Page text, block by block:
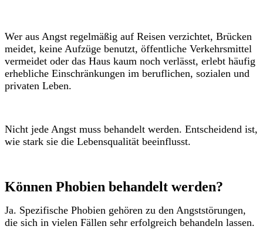
Wer aus Angst regelmäßig auf Reisen verzichtet, Brücken
meidet, keine Aufzüge benutzt, öffentliche Verkehrsmittel
vermeidet oder das Haus kaum noch verlässt, erlebt häufig
erhebliche Einschränkungen im beruflichen, sozialen und
privaten Leben.
Nicht jede Angst muss behandelt werden. Entscheidend ist,
wie stark sie die Lebensqualität beeinflusst.
Können Phobien behandelt werden?
Ja. Spezifische Phobien gehören zu den Angststörungen,
die sich in vielen Fällen sehr erfolgreich behandeln lassen.